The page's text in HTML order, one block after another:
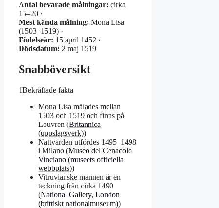
Antal bevarade målningar: cirka
15–20 ·
Mest kända målning: Mona Lisa
(1503–1519) ·
Födelseår: 15 april 1452 ·
Dödsdatum: 2 maj 1519
Snabböversikt
1Bekräftade fakta
Mona Lisa målades mellan
1503 och 1519 och finns på
Louvren (Britannica
(uppslagsverk))
Nattvarden utfördes 1495–1498
i Milano (Museo del Cenacolo
Vinciano (museets officiella
webbplats))
Vitruvianske mannen är en
teckning från cirka 1490
(National Gallery, London
(brittiskt nationalmuseum))